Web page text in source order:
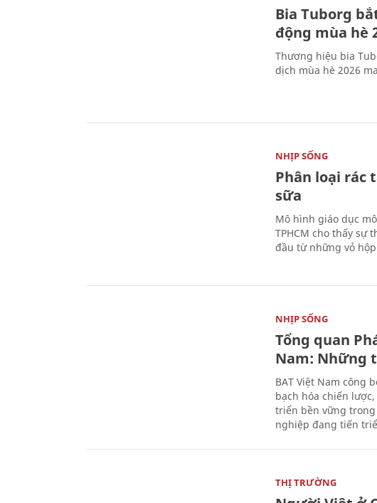
Bia Tuborg
động mùa hè
Thương hiệu bia
dịch mùa hè 2026
NHỊP SỐNG
Phân loại rác
sữa
Mô hình giáo dục
TPHCM cho thấy sự
đầu từ những vỏ
NHỊP SỐNG
Tổng quan
Nam: Những
BAT Việt Nam công
bạch hóa chiến
triển bền vững
nghiệp đang tiến
THỊ TRƯỜNG